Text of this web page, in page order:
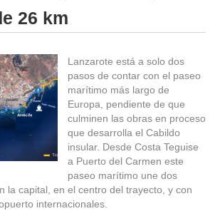
▼
▼
▼
26 km
Lanzarote está a solo dos
pasos de contar con el paseo
marítimo más largo de
Europa, pendiente de que
culminen las obras en proceso
que desarrolla el Cabildo
insular. Desde Costa Teguise
a Puerto del Carmen este
paseo marítimo une dos
la capital, en el centro del trayecto, y con
internacionales.